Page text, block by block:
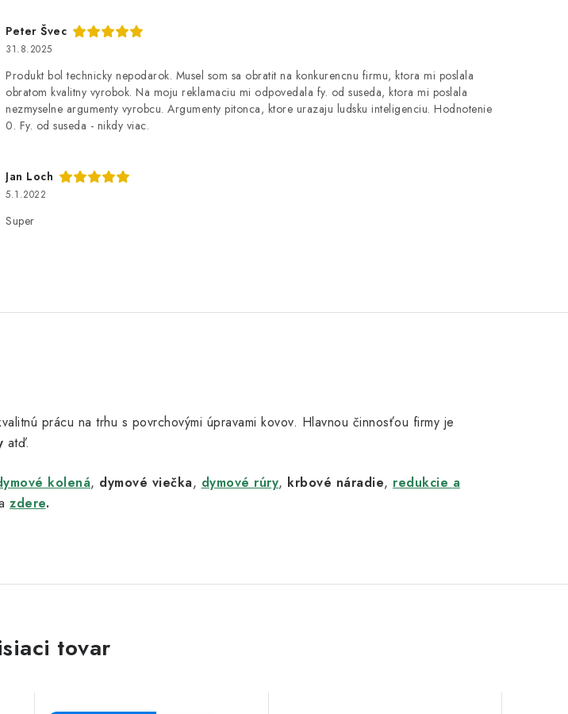
Peter Švec
31.8.2025
Produkt bol technicky nepodarok. Musel som sa obratit na konkurencnu firmu, ktora mi poslala
obratom kvalitny vyrobok. Na moju reklamaciu mi odpovedala fy. od suseda, ktora mi poslala
nezmyselne argumenty vyrobcu. Argumenty pitonca, ktore urazaju ludsku inteligenciu. Hodnotenie
0. Fy. od suseda - nikdy viac.
Jan Loch
5.1.2022
Super
prácu na trhu s povrchovými úpravami kovov. Hlavnou činnosťou firmy je
atď.
kolená, dymové viečka, dymové rúry, krbové náradie, redukcie a
zdere.
tovar